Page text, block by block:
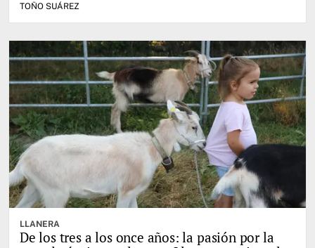
TOÑO SUÁREZ
LLANERA
De los tres a los once años: la pasión por la